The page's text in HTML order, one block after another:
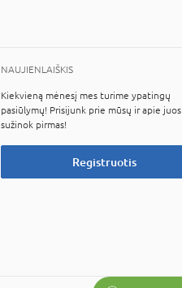
NAUJIENLAIŠKIS
Kiekvieną mėnesį mes turime ypatingų
pasiūlymų! Prisijunk prie mūsų ir apie juos
sužinok pirmas!
Registruotis